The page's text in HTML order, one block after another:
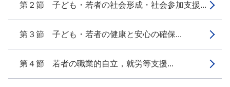
第２節 子ども・若者の社会形成・社会参加支援...
第３節 子ども・若者の健康と安心の確保...
第４節 若者の職業的自立，就労等支援...